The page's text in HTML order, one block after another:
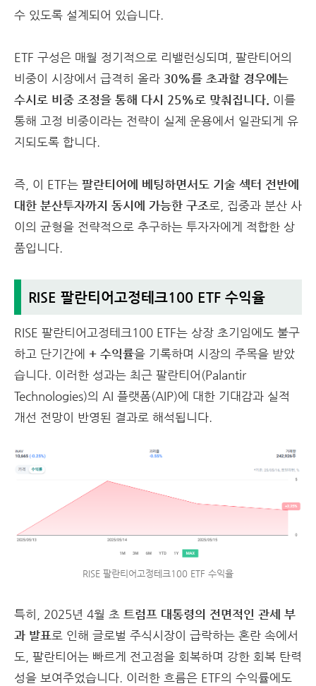
수 있도록 설계되어 있습니다.
ETF 구성은 매월 정기적으로 리밸런싱되며, 팔란티어의
비중이 시장에서 급격히 올라 30%를 초과할 경우에는
수시로 비중 조정을 통해 다시 25%로 맞춰집니다. 이를
통해 고정 비중이라는 전략이 실제 운용에서 일관되게 유
지되도록 합니다.
즉, 이 ETF는 팔란티어에 베팅하면서도 기술 섹터 전반에
대한 분산투자까지 동시에 가능한 구조 로, 집중과 분산 사
이의 균형을 전략적으로 추구하는 투자자에게 적합한 상
품입니다.
RISE 팔란티어고정테크100 ETF 수익율
RISE 팔란티어고정테크100 ETF는 상장 초기임에도 불구
하고 단기간에 + 수익률을 기록하며 시장의 주목을 받았
습니다. 이러한 성과는 최근 팔란티어(Palantir
Technologies)의 AI 플랫폼(AIP)에 대한 기대감과 실적
개선 전망이 반영된 결과로 해석됩니다.
RISE 팔란티어고정테크100 ETF 수익율
특히, 2025년 4월 초 트럼프 대통령의 전면적인 관세 부
과 발표로 인해 글로벌 주식시장이 급락하는 혼란 속에서
도, 팔란티어는 빠르게 전고점을 회복하며 강한 회복 탄력
성을 보여주었습니다. 이러한 흐름은 ETF의 수익률에도